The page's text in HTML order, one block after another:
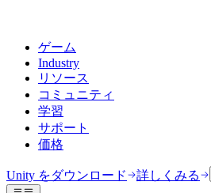
ゲーム
Industry
リソース
コミュニティ
学習
サポート
価格
Unity をダウンロード 詳しくみる